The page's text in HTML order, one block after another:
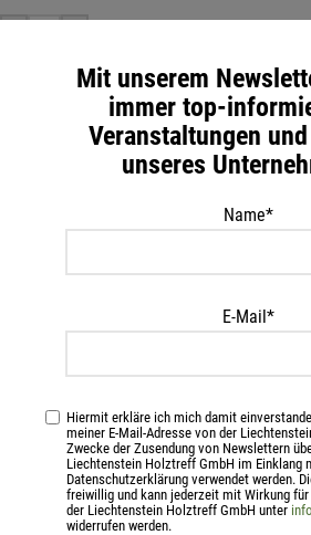
IN DEN WARENKORB
70788
BohrFix FB 4,2 x 28 mm, Edelstahl rostfrei,
20, Vollgewinde, Montageanleitung und
Zusätzliche Information
Mit unserem
immer top-
Veranstaltungen
unseres
Name*
E-Mail*
Hiermit erkläre ich mich damit
meiner E-Mail-Adresse von der
Zwecke der Zusendung von Newslettern
Liechtenstein Holztreff GmbH im Einklang
Datenschutzerklärung verwendet werden.
freiwillig und kann jederzeit mit Wirkung
der Liechtenstein Holztreff GmbH unter
widerrufen werden.